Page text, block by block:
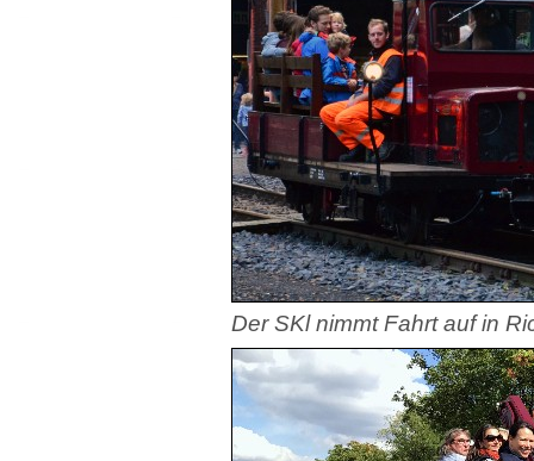
Der SKl nimmt Fahrt auf in